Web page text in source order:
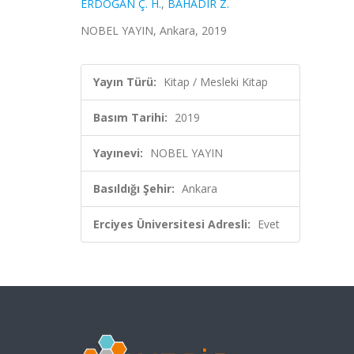
ERDOĞAN Ç. H., BAHADIR Z.
NOBEL YAYIN, Ankara, 2019
Yayın Türü: Kitap / Mesleki Kitap
Basım Tarihi: 2019
Yayınevi: NOBEL YAYIN
Basıldığı Şehir: Ankara
Erciyes Üniversitesi Adresli: Evet